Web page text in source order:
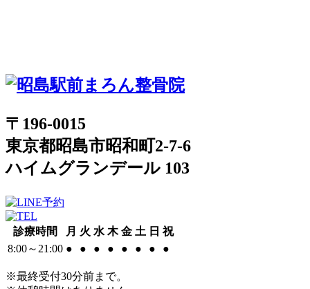
〒196-0015
東京都昭島市昭和町2-7-6
ハイムグランデール 103
診療時間 月 火 水 木 金 土 日 祝
8:00～21:00 ● ● ● ● ● ● ● ●
※最終受付30分前まで。